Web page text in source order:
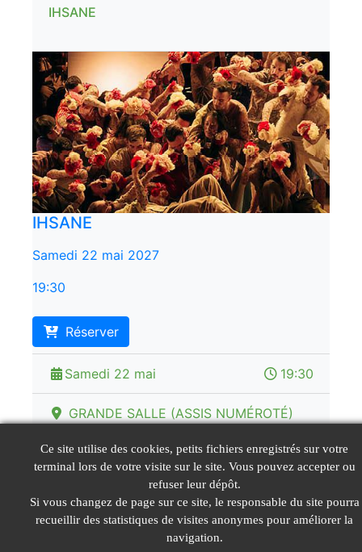
IHSANE
IHSANE
Samedi 22 mai 2027
19:30
Réserver
Samedi 22 mai 19:30
GRANDE SALLE (ASSIS NUMÉROTÉ)
Tarifs de 24 € à 36 €
Ce site utilise des cookies, petits fichiers enregistrés sur votre
terminal lors de votre visite sur le site. Vous pouvez accepter ou
refuser leur dépôt.
Si vous changez de page sur ce site, le responsable du site pourra
recueillir des statistiques de visites anonymes pour améliorer la
navigation.
Mentions Légales